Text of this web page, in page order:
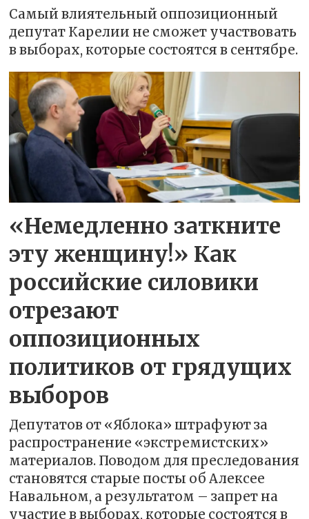
Самый влиятельный оппозиционный
депутат Карелии не сможет участвовать
в выборах, которые состоятся в сентябре.
«Немедленно заткните
эту женщину!» Как
российские силовики
отрезают
оппозиционных
политиков от грядущих
выборов
Депутатов от «Яблока» штрафуют за
распространение «экстремистских»
материалов. Поводом для преследования
становятся старые посты об Алексее
Навальном, а результатом – запрет на
участие в выборах, которые состоятся в